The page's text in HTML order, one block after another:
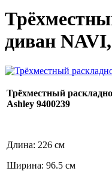
диван
Трёхместный
Ashley 9400239
Длина: 226 см
Ширина: 96.5 см